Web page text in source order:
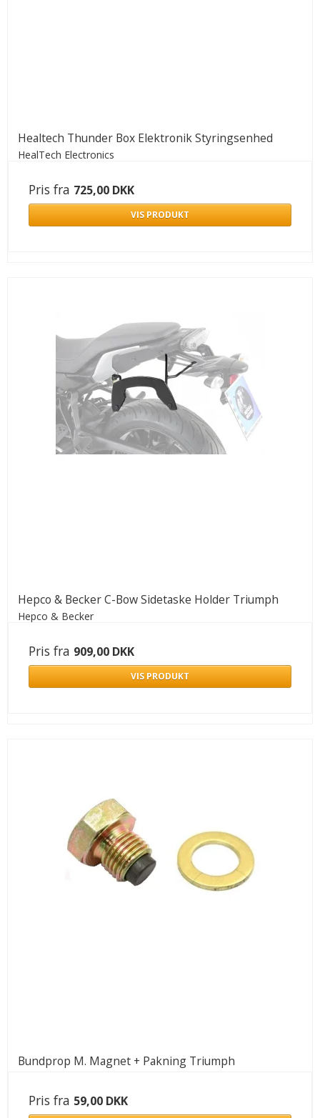
Healtech Thunder Box Elektronik Styringsenhed
HealTech Electronics
Pris fra 725,00 DKK
VIS PRODUKT
Hepco & Becker C-Bow Sidetaske Holder Triumph
Hepco & Becker
Pris fra 909,00 DKK
VIS PRODUKT
Bundprop M. Magnet + Pakning Triumph
Pris fra 59,00 DKK